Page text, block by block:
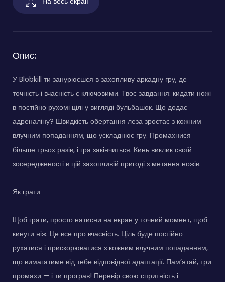
Опис:
У Blobkill ти занурюєшся в захопливу аркадну гру, де
точність і вчасність є ключовими. Твоє завдання: кидати ножі
в постійно рухомі цілі у вигляді бульбашок. Що додає
адреналіну? Швидкість обертання леза зростає з кожним
влучним попаданням, що ускладнює гру. Промахнися
більше трьох разів, і гра закінчиться. Кинь виклик своїй
зосередженості в цій захопливій пригоді з метання ножів.
Як грати
Щоб грати, просто натисни на екран у точний момент, щоб
кинути ніж. Це все про вчасність. Ціль буде постійно
рухатися і прискорюватися з кожним влучним попаданням,
що вимагатиме від тебе відповідної адаптації. Пам’ятай, три
промахи — і ти програв! Перевір свою спритність і